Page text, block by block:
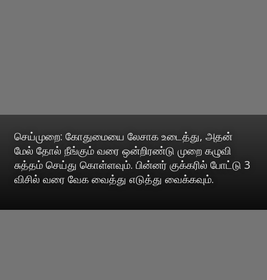
செய்முறை: கோதுமையை லேசாக உடைத்து, அதன்
மேல் தோல் நீங்கும் வரை ஒன்றிரண்டு முறை கழுவி
சுத்தம் செய்து கொள்ளவும். பின்னர் குக்கரில் போட்டு 3
விசில் வரை வேக வைத்து எடுத்து வைக்கவும்.